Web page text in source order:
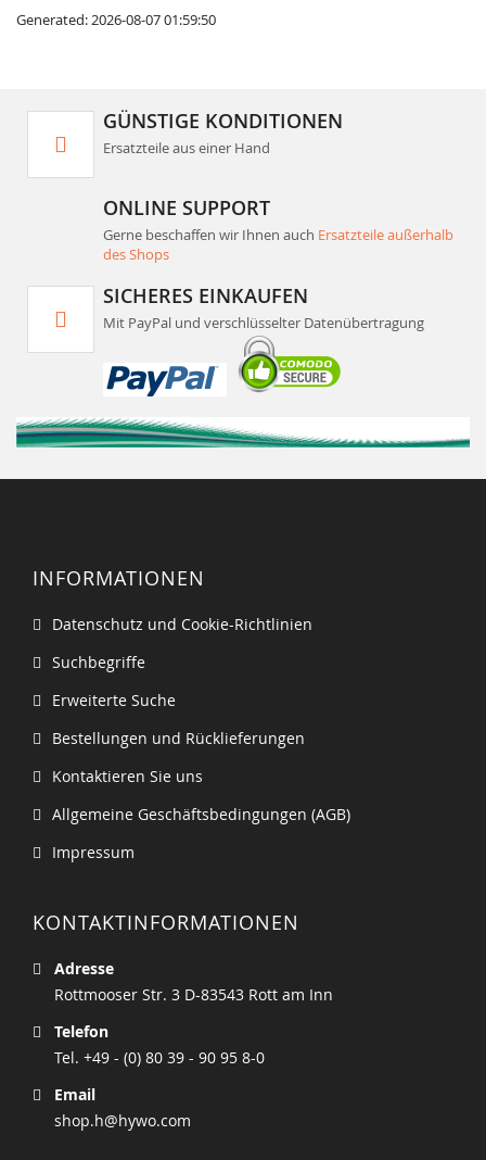
Generated: 2026-08-07 01:59:50
GÜNSTIGE KONDITIONEN
Ersatzteile aus einer Hand
ONLINE SUPPORT
Gerne beschaffen wir Ihnen auch Ersatzteile außerhalb
des Shops
SICHERES EINKAUFEN
Mit PayPal und verschlüsselter Datenübertragung
INFORMATIONEN
Datenschutz und Cookie-Richtlinien
Suchbegriffe
Erweiterte Suche
Bestellungen und Rücklieferungen
Kontaktieren Sie uns
Allgemeine Geschäftsbedingungen (AGB)
Impressum
KONTAKTINFORMATIONEN
Adresse
Rottmooser Str. 3 D-83543 Rott am Inn
Telefon
Tel. +49 - (0) 80 39 - 90 95 8-0
Email
shop.h@hywo.com